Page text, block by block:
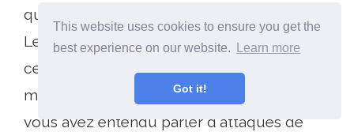
This website uses cookies to ensure you get the
best experience on our website.
Learn more
Got it!
qu'une attaque de type Homme du milieu?
Le jargon de la sécurité a expliqué Qu'est-
ce qu'une attaque de type homme au
milieu? Le jargon de la sécurité expliqué Si
vous avez entendu parler d'attaques de